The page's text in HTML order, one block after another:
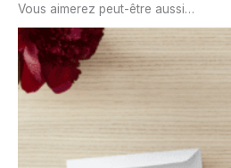
Vous aimerez peut-être aussi…